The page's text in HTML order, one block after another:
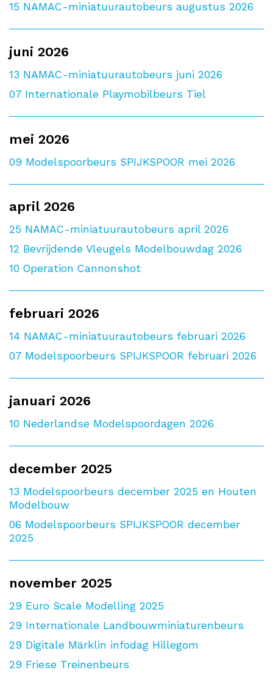
15 NAMAC-miniatuurautobeurs augustus 2026
juni 2026
13 NAMAC-miniatuurautobeurs juni 2026
07 Internationale Playmobilbeurs Tiel
mei 2026
09 Modelspoorbeurs SPIJKSPOOR mei 2026
april 2026
25 NAMAC-miniatuurautobeurs april 2026
12 Bevrijdende Vleugels Modelbouwdag 2026
10 Operation Cannonshot
februari 2026
14 NAMAC-miniatuurautobeurs februari 2026
07 Modelspoorbeurs SPIJKSPOOR februari 2026
januari 2026
10 Nederlandse Modelspoordagen 2026
december 2025
13 Modelspoorbeurs december 2025 en Houten
Modelbouw
06 Modelspoorbeurs SPIJKSPOOR december
2025
november 2025
29 Euro Scale Modelling 2025
29 Internationale Landbouwminiaturenbeurs
29 Digitale Märklin infodag Hillegom
29 Friese Treinenbeurs